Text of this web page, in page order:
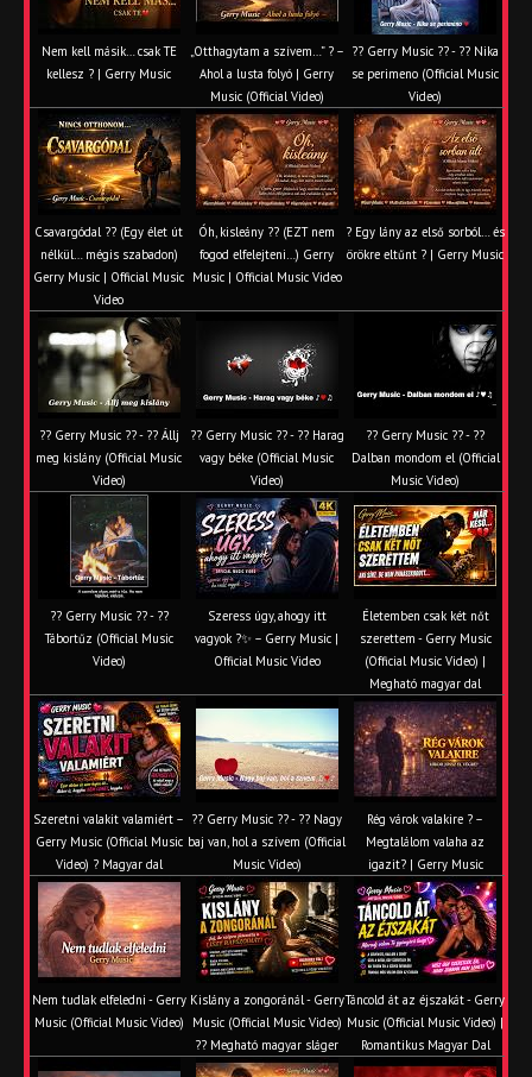
Nem kell másik… csak TE
kellesz ? | Gerry Music
„Otthagytam a szívem…” ? –
Ahol a lusta folyó | Gerry
Music (Official Video)
?? Gerry Music ?? - ?? Nika
se perimeno (Official Music
Video)
Csavargódal ?? (Egy élet út
nélkül… mégis szabadon)
Gerry Music | Official Music
Video
Óh, kisleány ?? (EZT nem
fogod elfelejteni…) Gerry
Music | Official Music Video
? Egy lány az első sorból… és
örökre eltűnt ? | Gerry Music
?? Gerry Music ?? - ?? Állj
meg kislány (Official Music
Video)
?? Gerry Music ?? - ?? Harag
vagy béke (Official Music
Video)
?? Gerry Music ?? - ??
Dalban mondom el (Official
Music Video)
?? Gerry Music ?? - ??
Tábortűz (Official Music
Video)
Szeress úgy, ahogy itt
vagyok ?✨ – Gerry Music |
Official Music Video
Életemben csak két nőt
szerettem - Gerry Music
(Official Music Video) |
Megható magyar dal
Szeretni valakit valamiért –
Gerry Music (Official Music
Video) ? Magyar dal
?? Gerry Music ?? - ?? Nagy
baj van, hol a szívem (Official
Music Video)
Rég várok valakire ? –
Megtalálom valaha az
igazit? | Gerry Music
Nem tudlak elfeledni - Gerry
Music (Official Music Video)
Kislány a zongoránál - Gerry
Music (Official Music Video)
?? Megható magyar sláger
Táncold át az éjszakát - Gerry
Music (Official Music Video) |
Romantikus Magyar Dal